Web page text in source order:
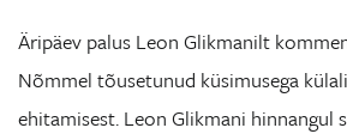
Äripäev palus Leon Glikmanilt
Nõmmel tõusetunud küsimusega
ehitamisest. Leon Glikmani hinnangul